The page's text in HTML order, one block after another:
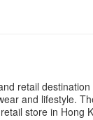
retail
and lifestyle.
store in Hong